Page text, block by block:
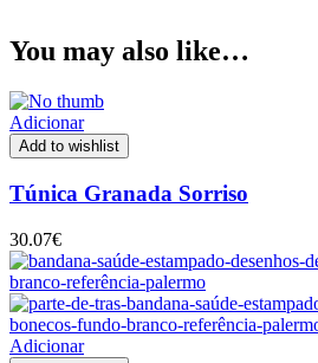
You may also like…
Adicionar
Add to wishlist
Túnica Granada Sorriso
30.07€
Adicionar